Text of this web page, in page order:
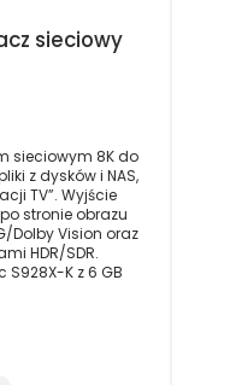
sieciowy
sieciowym 8K do
z dysków i NAS,
TV”. Wyjście
po stronie obrazu
Dolby Vision oraz
HDR/SDR.
K z 6 GB